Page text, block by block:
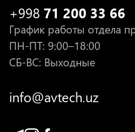
+998 71 200 33 66
График работы отдела
ПН-ПТ: 9:00–18:00
СБ-ВС: Выходные
info@avtech.uz